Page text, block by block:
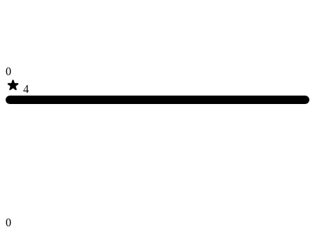
0
4
0